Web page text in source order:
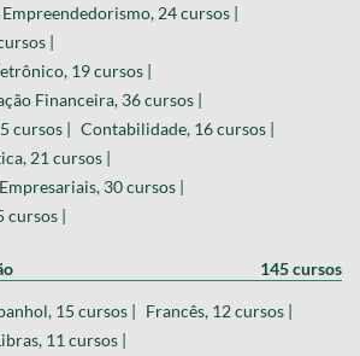
Empreendedorismo, 24 cursos |
|
19 cursos |
Financeira, 36 cursos |
cursos | Contabilidade, 16 cursos |
21 cursos |
30 cursos |
cursos |
145 cursos
15 cursos | Francês, 12 cursos |
11 cursos |